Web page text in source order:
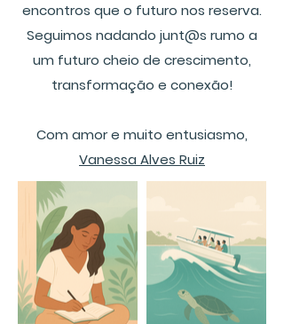
encontros que o futuro nos reserva.
Seguimos nadando junt@s rumo a
um futuro cheio de crescimento,
transformação e conexão!
Com amor e muito entusiasmo,
Vanessa Alves Ruiz